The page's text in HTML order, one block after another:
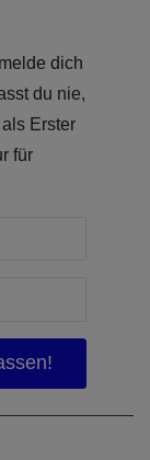
dich
du nie,
Erster
für